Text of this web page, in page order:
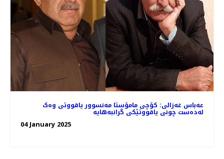
عەباس غەزالی: کۆچی مامۆستا مه‌نسوور یاقووتی وه‌ک
له‌ده‌ست چونی یاقووتێکی گرانبه‌هایه
04 January 2025